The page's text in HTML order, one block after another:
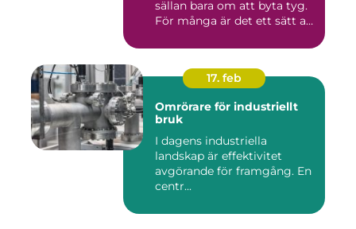
sällan bara om att byta tyg.
För många är det ett sätt att
17. feb
Omrörare för industriellt
bruk
I dagens industriella
landskap är effektivitet
avgörande för framgång. En
centr...